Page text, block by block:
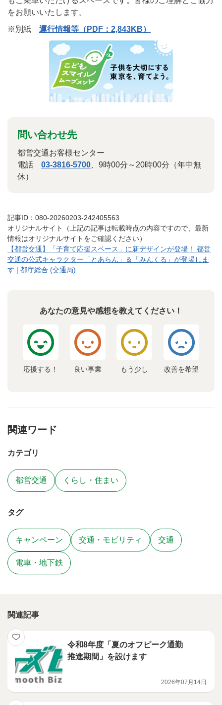
をお願いいたします。
※別紙 運行情報等（PDF：2,843KB）
問い合わせ先
都営交通お客様センター
電話 03-3816-5700 、9時00分～20時00分（年中無
休）
記事ID：080-20260203-242405563
オリジナルサイト（上記の記事は転載時点の内容ですので、最新
情報はオリジナルサイトをご確認ください）
【都営交通】「子育て応援スペース」に新デザインが登場！ 都営
交通の公式キャラクター「とあらん」＆「みんくる」が登場しま
す | 都庁総合 (交通局)
あなたの意見や感想を教えてください！
応援する！ 良い事業 もう少し 改善を希望
関連ワード
カテゴリ
都営交通 くらし・住まい
タグ
キャンペーン 交通・モビリティ 交通
電車・地下鉄
関連記事
令和8年度「夏のオフピーク通勤
推進期間」を設けます
2026年07月14日